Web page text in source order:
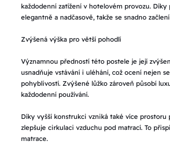
každodenní zatížení v hotelovém provozu.
elegantně a nadčasově, takže se snadno
Zvýšená výška pro větší pohodlí
Významnou předností této postele je její
usnadňuje vstávání i uléhání, což ocení nejen
pohyblivostí. Zvýšené lůžko zároveň působí
každodenní používání.
Díky vyšší konstrukci vzniká také více prostoru
zlepšuje cirkulaci vzduchu pod matrací. To
matrace.